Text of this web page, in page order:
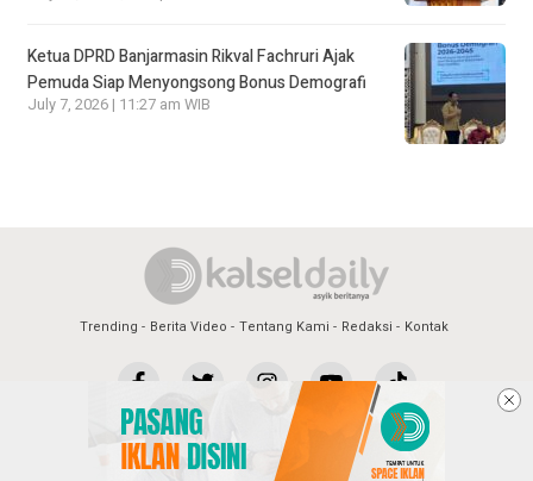
Ketua DPRD Banjarmasin Rikval Fachruri Ajak
Pemuda Siap Menyongsong Bonus Demografi
July 7, 2026 | 11:27 am WIB
Trending Berita Video Tentang Kami Redaksi Kontak
Copyright @2026 Kalsel Daily
All Rights Reserved